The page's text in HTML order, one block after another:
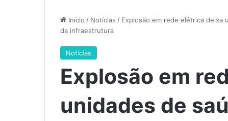
Início / Notícias / Explosão em rede elétrica deixa
da infraestrutura
Notícias
Explosão em
unidades de